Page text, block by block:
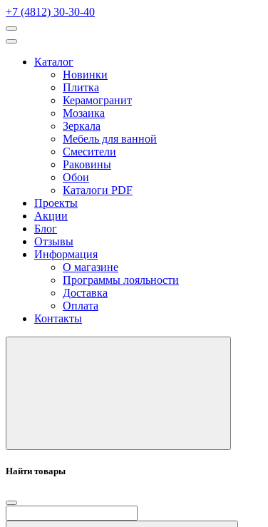
+7 (4812) 30-30-40
Каталог
Новинки
Плитка
Керамогранит
Мозаика
Зеркала
Мебель для ванной
Смесители
Раковины
Обои
Каталоги PDF
Проекты
Акции
Блог
Отзывы
Информация
О магазине
Программы лояльности
Доставка
Оплата
Контакты
Найти товары